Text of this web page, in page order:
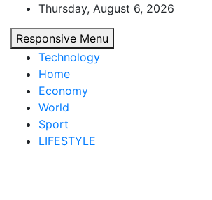
content
Thursday, August 6, 2026
Responsive Menu
Technology
Home
Economy
World
Sport
LIFESTYLE